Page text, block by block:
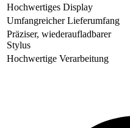
Hochwertiges Display
Umfangreicher Lieferumfang
Präziser, wiederaufladbarer
Stylus
Hochwertige Verarbeitung